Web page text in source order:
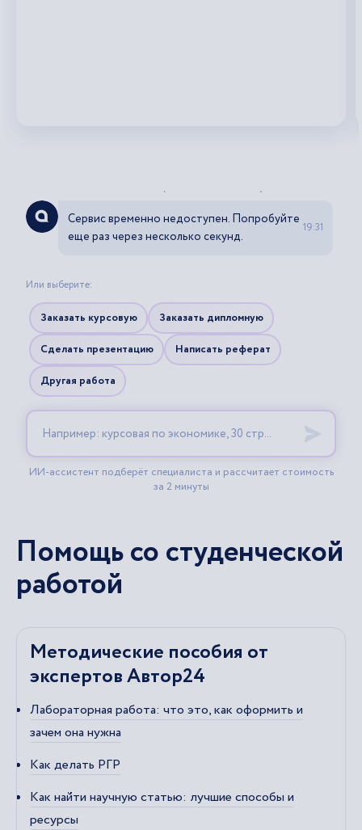
Помощь со студенческой
работой
Методические пособия от
экспертов Автор24
Лабораторная работа: что это, как оформить и
зачем она нужна
Как делать РГР
Как найти научную статью: лучшие способы и
ресурсы